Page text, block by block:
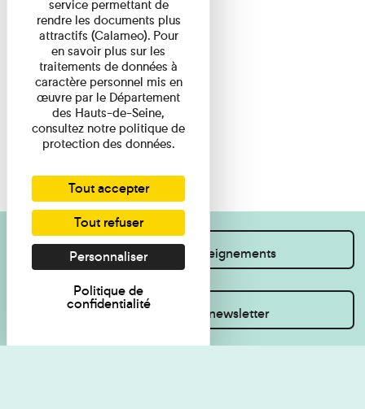
Je souhaite des renseignements
Inscrivez-vous à la newsletter
service permettant de
rendre les documents plus
attractifs (Calameo). Pour
en savoir plus sur les
traitements de données à
caractère personnel mis en
œuvre par le Département
des Hauts-de-Seine,
consultez notre politique de
protection des données.
Tout accepter
Tout refuser
Personnaliser
Politique de
confidentialité